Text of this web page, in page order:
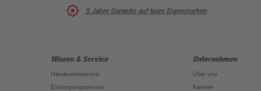
5 Jahre Garantie auf toom Eigenmarken
Wissen & Service
Handwerksservice
Entsorgungsservice
Unternehmen
Über uns
Karriere